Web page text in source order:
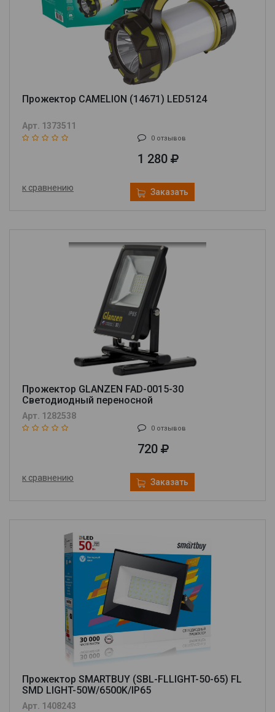
Прожектор CAMELION (14671) LED5124
Арт. 1373511
0 отзывов
1 280
к сравнению Заказать
Прожектор GLANZEN FAD-0015-30
Cветодиодный переносной
Арт. 1282538
0 отзывов
720
к сравнению Заказать
Прожектор SMARTBUY (SBL-FLLIGHT-50-65) FL
SMD LIGHT-50W/6500K/IP65
Арт. 1408243